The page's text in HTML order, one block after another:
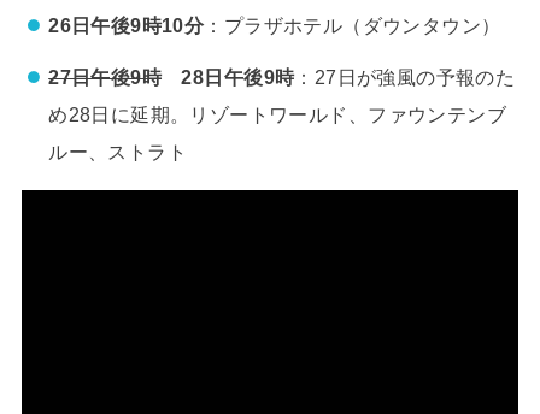
26日午後9時10分：プラザホテル（ダウンタウン）
27日午後9時 28日午後9時：27日が強風の予報のた
め28日に延期。リゾートワールド、ファウンテンブ
ルー、ストラト